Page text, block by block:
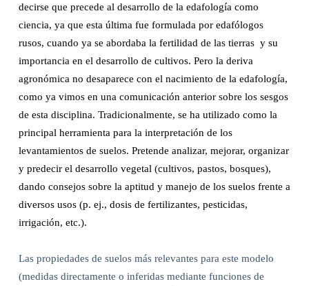
decirse que precede al desarrollo de la edafología como
ciencia, ya que esta última fue formulada por edafólogos
rusos, cuando ya se abordaba la fertilidad de las tierras y su
importancia en el desarrollo de cultivos. Pero la deriva
agronómica no desaparece con el nacimiento de la edafología,
como ya vimos en una comunicación anterior sobre los sesgos
de esta disciplina. Tradicionalmente, se ha utilizado como la
principal herramienta para la interpretación de los
levantamientos de suelos. Pretende analizar, mejorar, organizar
y predecir el desarrollo vegetal (cultivos, pastos, bosques),
dando consejos sobre la aptitud y manejo de los suelos frente a
diversos usos (p. ej., dosis de fertilizantes, pesticidas,
irrigación, etc.).
Las propiedades de suelos más relevantes para este modelo
(medidas directamente o inferidas mediante funciones de